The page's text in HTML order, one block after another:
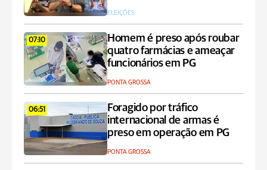
ELEIÇÕES
07:10
Homem é preso após roubar
quatro farmácias e ameaçar
funcionários em PG
PONTA GROSSA
06:51
Foragido por tráfico
internacional de armas é
preso em operação em PG
PONTA GROSSA